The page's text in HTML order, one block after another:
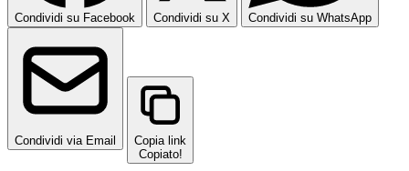
Condividi su Facebook Condividi su X Condividi su WhatsApp
Condividi via Email
Copia link
Copiato!